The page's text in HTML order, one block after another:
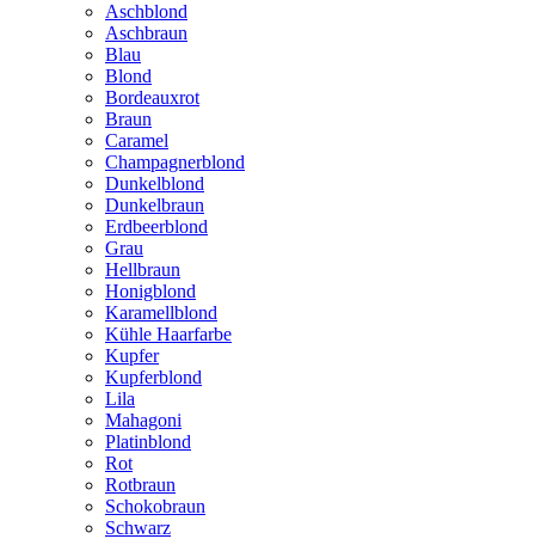
Aschblond
Aschbraun
Blau
Blond
Bordeauxrot
Braun
Caramel
Champagnerblond
Dunkelblond
Dunkelbraun
Erdbeerblond
Grau
Hellbraun
Honigblond
Karamellblond
Kühle Haarfarbe
Kupfer
Kupferblond
Lila
Mahagoni
Platinblond
Rot
Rotbraun
Schokobraun
Schwarz